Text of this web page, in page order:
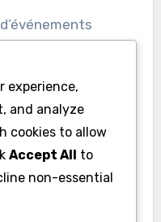
Cela peut
pièces
temporaires qui
ressources ou la
experience,
and analyze
cookies to allow
Accept All to
non-essential